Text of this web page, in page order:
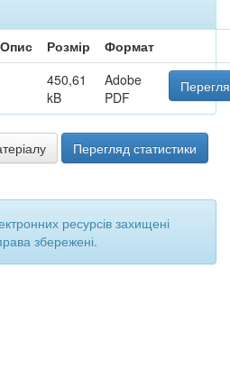
Опис Розмір
Формат
450,61
kB
Adobe
PDF
Перегляд статистики
ресурсів захищені
збережені.